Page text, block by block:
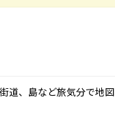
道、島など旅気分で地図